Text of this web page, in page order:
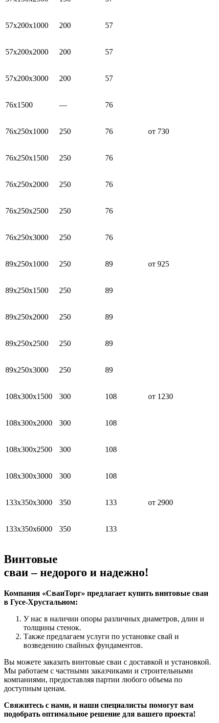
57х200х1000 200 57
57х200х2000 200 57
57х200х3000 200 57
76х1500 — 76
76х250х1000 250 76 от 730
76х250х1500 250 76
76х250х2000 250 76
76х250х2500 250 76
76х250х3000 250 76
89х250х1000 250 89 от 925
89х250х1500 250 89
89х250х2000 250 89
89х250х2500 250 89
89х250х3000 250 89
108х300х1500 300 108 от 1230
108х300х2000 300 108
108х300х2500 300 108
108х300х3000 300 108
133х350х3000 350 133 от 2900
133х350х6000 350 133
Винтовые
сваи – недорого и надежно!
Компания «СваиТорг» предлагает купить винтовые сваи
в Гусе-Хрустальном:
У нас в наличии опоры различных диаметров, длин и
толщины стенок.
Также предлагаем услуги по установке свай и
возведению свайных фундаментов.
Вы можете заказать винтовые сваи с доставкой и установкой.
Мы работаем с частными заказчиками и строительными
компаниями, предоставляя партии любого объема по
доступным ценам.
Свяжитесь с нами, и наши специалисты помогут вам
подобрать оптимальное решение для вашего проекта!